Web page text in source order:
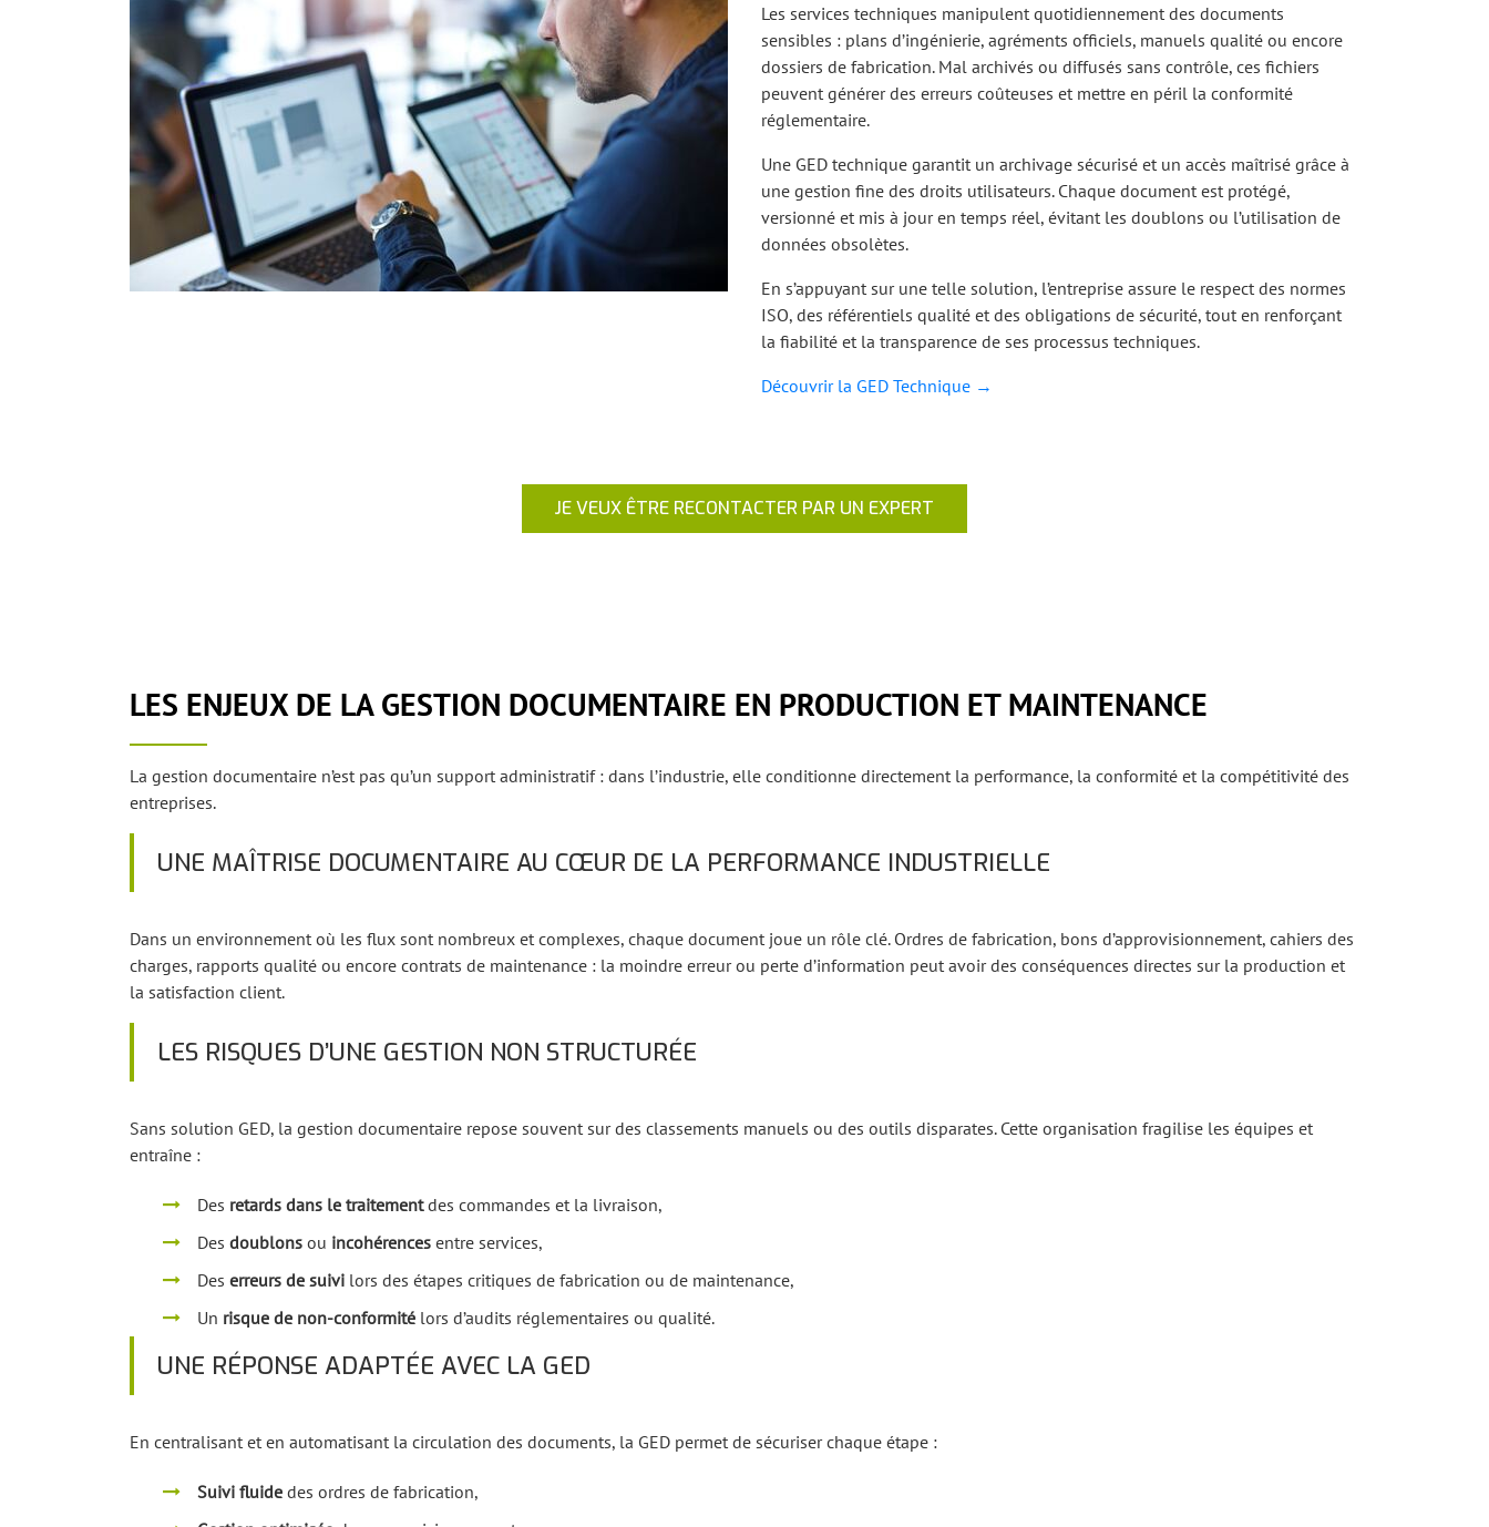
Les services techniques manipulent quotidiennement des documents
sensibles : plans d’ingénierie, agréments officiels, manuels qualité ou encore
dossiers de fabrication. Mal archivés ou diffusés sans contrôle, ces fichiers
peuvent générer des erreurs coûteuses et mettre en péril la conformité
réglementaire.
Une GED technique garantit un archivage sécurisé et un accès maîtrisé grâce à
une gestion fine des droits utilisateurs. Chaque document est protégé,
versionné et mis à jour en temps réel, évitant les doublons ou l’utilisation de
données obsolètes.
En s’appuyant sur une telle solution, l’entreprise assure le respect des normes
ISO, des référentiels qualité et des obligations de sécurité, tout en renforçant
la fiabilité et la transparence de ses processus techniques.
Découvrir la GED Technique →
JE VEUX ÊTRE RECONTACTER PAR UN EXPERT
LES ENJEUX DE LA GESTION DOCUMENTAIRE EN PRODUCTION ET MAINTENANCE
La gestion documentaire n’est pas qu’un support administratif : dans l’industrie, elle conditionne directement la performance, la conformité et la compétitivité des
entreprises.
UNE MAÎTRISE DOCUMENTAIRE AU CŒUR DE LA PERFORMANCE INDUSTRIELLE
Dans un environnement où les flux sont nombreux et complexes, chaque document joue un rôle clé. Ordres de fabrication, bons d’approvisionnement, cahiers des
charges, rapports qualité ou encore contrats de maintenance : la moindre erreur ou perte d’information peut avoir des conséquences directes sur la production et
la satisfaction client.
LES RISQUES D’UNE GESTION NON STRUCTURÉE
Sans solution GED, la gestion documentaire repose souvent sur des classements manuels ou des outils disparates. Cette organisation fragilise les équipes et
entraîne :
Des retards dans le traitementdes commandes et la livraison,
Des doublons ou incohérences entre services,
Des erreurs de suivi lors des étapes critiques de fabrication ou de maintenance,
Un risque de non-conformité lors d’audits réglementaires ou qualité.
UNE RÉPONSE ADAPTÉE AVEC LA GED
En centralisant et en automatisant la circulation des documents, la GED permet de sécuriser chaque étape :
Suivi fluide des ordres de fabrication,